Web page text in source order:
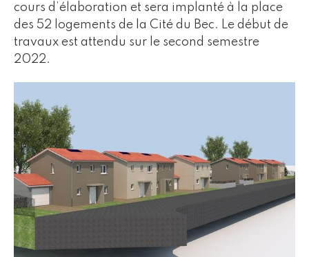
cours d’élaboration et sera implanté à la place
des 52 logements de la Cité du Bec. Le début de
travaux est attendu sur le second semestre
2022.